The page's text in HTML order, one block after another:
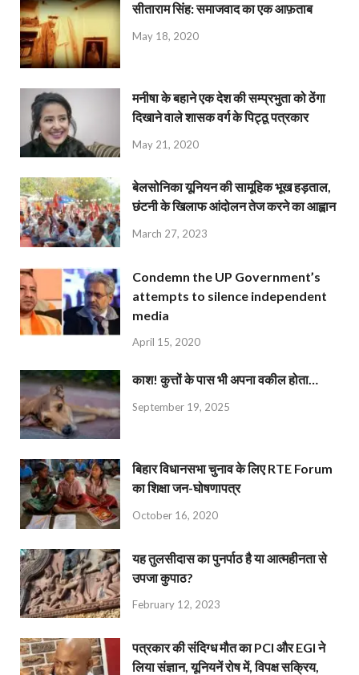
सीताराम सिंह: समाजवाद का एक आफ़ताब
May 18, 2020
मनीषा के बहाने एक देश की सम्प्रभुता को ठेंगा
दिखाने वाले शासक वर्ग के पिट्ठू पत्रकार
May 21, 2020
बेलसोनिका यूनियन की सामूहिक भूख हड़ताल,
छंटनी के खिलाफ आंदोलन तेज करने का आह्वान
March 27, 2023
Condemn the UP Government’s
attempts to silence independent
media
April 15, 2020
काश! कुत्तों के पास भी अपना वकील होता…
September 19, 2025
बिहार विधानसभा चुनाव के लिए RTE Forum
का शिक्षा जन-घोषणापत्र
October 16, 2020
यह तुलसीदास का पुनर्पाठ है या आत्महीनता से
उपजा कुपाठ?
February 12, 2023
पत्रकार की संदिग्ध मौत का PCI और EGI ने
लिया संज्ञान, यूनियनें रोष में, विपक्ष सक्रिय,